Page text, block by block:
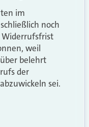
im
noch
weil
belehrt
der
sei.